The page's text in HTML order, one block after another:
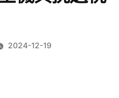
2024-12-19